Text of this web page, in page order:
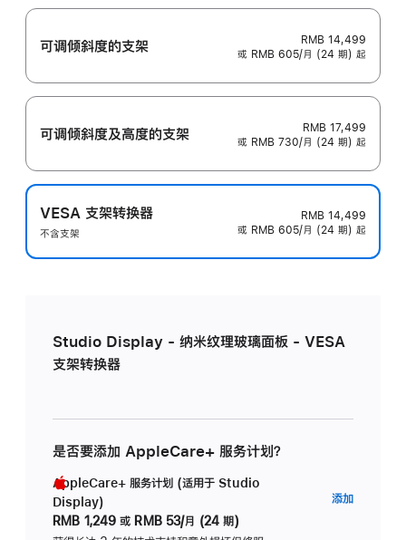
可调倾斜度的支架
RMB 14,499
或 RMB 605/月 (24 期) 起
可调倾斜度及高‍度的支‍架
RMB 17,499
或 RMB 730/月 (24 期) 起
VESA 支架转换器
不含支架
RMB 14,499
或 RMB 605/月 (24 期) 起
Studio Display - 纳米纹理玻璃面板 - VESA
支架转换器
是否要添加 AppleCare+ 服务计划？
AppleCare+ 服务计划 (适用于 Studio
Display)
RMB 1,249 或 RMB 53/月 (24 期)
添加